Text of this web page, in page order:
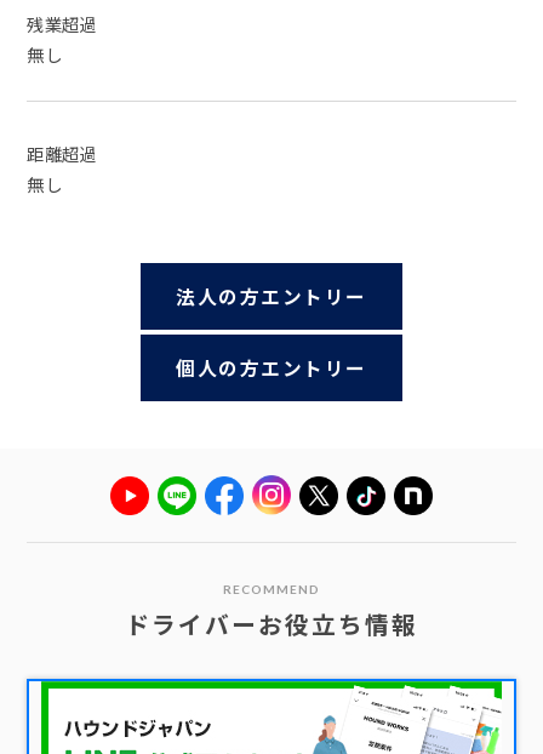
残業超過
無し
距離超過
無し
法人の方エントリー
個人の方エントリー
RECOMMEND
ドライバーお役立ち情報